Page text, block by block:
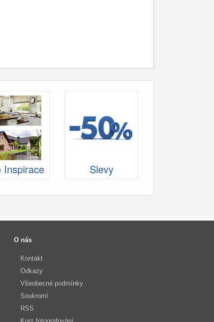
Inspirace Slevy
O nás
Kontakt
Odkazy
Všeobecné podmínky
Soukromí
RSS